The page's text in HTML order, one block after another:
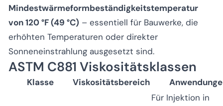
Mindestwärmeformbeständigkeitstemperatur
von 120 °F (49 °C) – essentiell für Bauwerke, die
erhöhten Temperaturen oder direkter
Sonneneinstrahlung ausgesetzt sind.
ASTM C881 Viskositätsklassen
Klasse Viskositätsbereich
Für Injektion in